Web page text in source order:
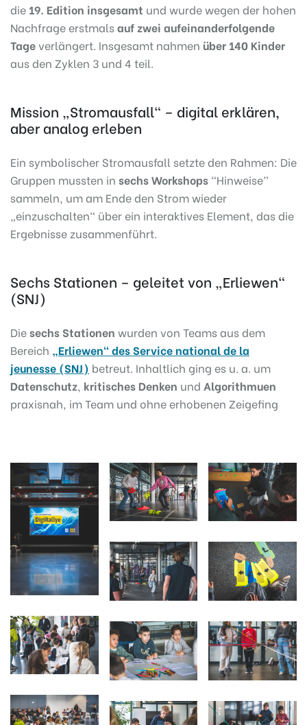
die 19. Edition insgesamt und wurde wegen der hohen
Nachfrage erstmalsauf zwei aufeinanderfolgende
Tageverlängert. Insgesamt nahmen über 140 Kinder
aus den Zyklen 3 und 4 teil.
Mission „Stromausfall“ – digital erklären,
aber analog erleben
Ein symbolischer Stromausfall setzte den Rahmen: Die
Gruppen mussten in sechs Workshops “Hinweise”
sammeln, um am Ende den Strom wieder
„einzuschalten“ über ein interaktives Element, das die
Ergebnisse zusammenführt.
Sechs Stationen – geleitet von „Erliewen“
(SNJ)
Diesechs Stationen wurden von Teams aus dem
Bereich „Erliewen“ des Service national de la
jeunesse (SNJ) betreut. Inhaltlich ging es u. a. um
Datenschutz, kritisches Denken und Algorithmuen
praxisnah, im Team und ohne erhobenen Zeigefing